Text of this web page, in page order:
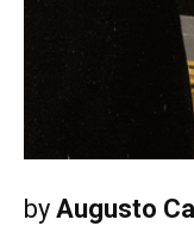
by Augusto